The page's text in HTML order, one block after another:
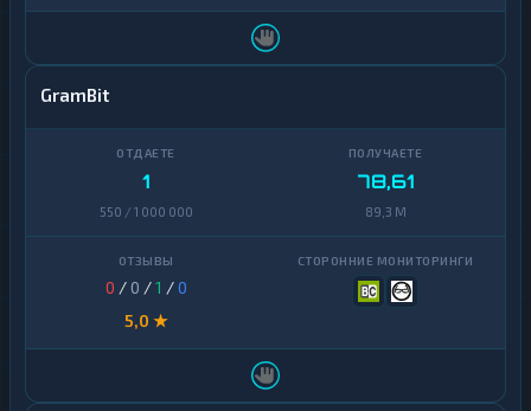
GramBit
1
550 / 1 000 000
78,61
89,3 M
0 / 0 /1 /0
5,0 ★